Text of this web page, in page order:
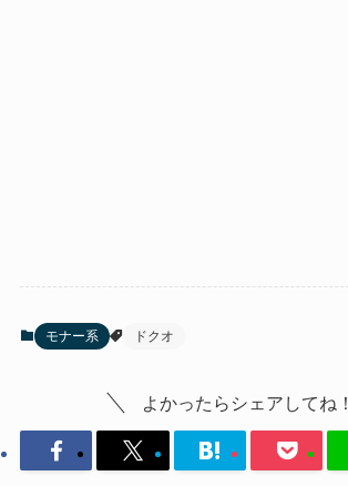
モナー系 ドクオ
よかったらシェアしてね！